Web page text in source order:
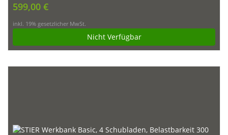
599,00 €
inkl. 19% gesetzlicher MwSt.
Nicht Verfügbar